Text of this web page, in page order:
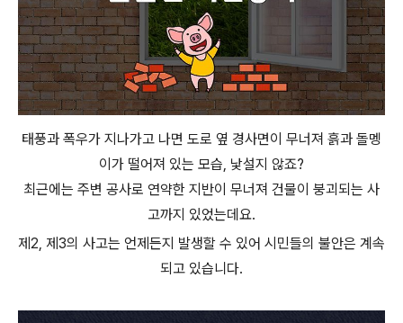
태풍과 폭우가 지나가고 나면 도로 옆 경사면이 무너져 흙과 돌멩
이가 떨어져 있는 모습, 낯설지 않죠?
최근에는 주변 공사로 연약한 지반이 무너져 건물이 붕괴되는 사
고까지 있었는데요.
제2, 제3의 사고는 언제든지 발생할 수 있어 시민들의 불안은 계속
되고 있습니다.